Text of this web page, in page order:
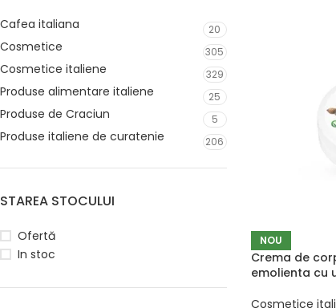
Cafea italiana 20
Cosmetice 305
Cosmetice italiene 329
Produse alimentare italiene 25
Produse de Craciun 5
Produse italiene de curatenie 206
STAREA STOCULUI
Ofertă
In stoc
NOU
Crema de
emolienta cu
Cosmetice